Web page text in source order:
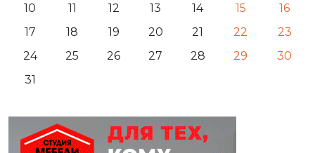
10
11 12 13 14 15
16
17
18 19 20 21 22
23
24
25 26 27 28 29
30
31